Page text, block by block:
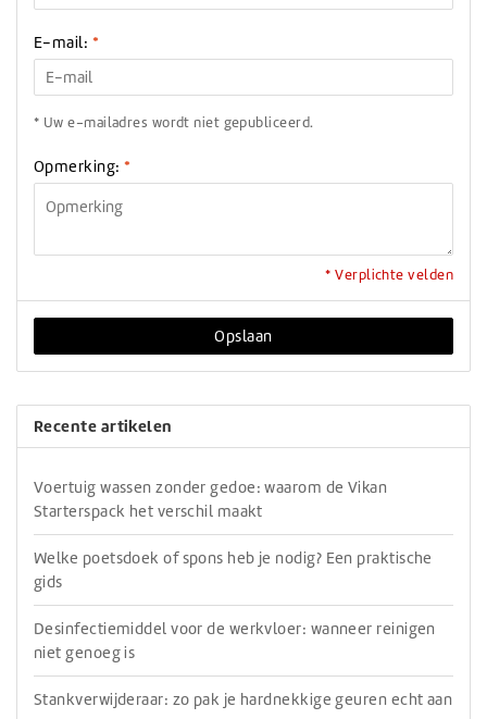
E-mail: *
* Uw e-mailadres wordt niet gepubliceerd.
Opmerking: *
* Verplichte velden
Opslaan
Recente artikelen
Voertuig wassen zonder gedoe: waarom de Vikan
Starterspack het verschil maakt
Welke poetsdoek of spons heb je nodig? Een praktische
gids
Desinfectiemiddel voor de werkvloer: wanneer reinigen
niet genoeg is
Stankverwijderaar: zo pak je hardnekkige geuren echt aan